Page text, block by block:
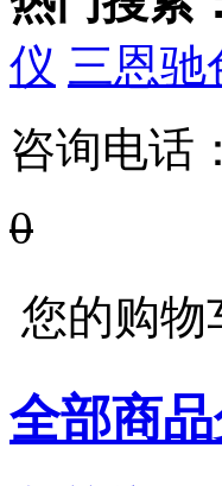
仪 三恩驰
咨询电话：
0
您的购物
全部商